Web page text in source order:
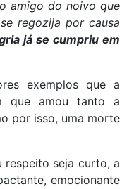
amigo do noivo que
regozija por causa
já se cumpriu em
exemplos que a
que amou tanto a
por isso, uma morte
respeito seja curto, a
emocionante